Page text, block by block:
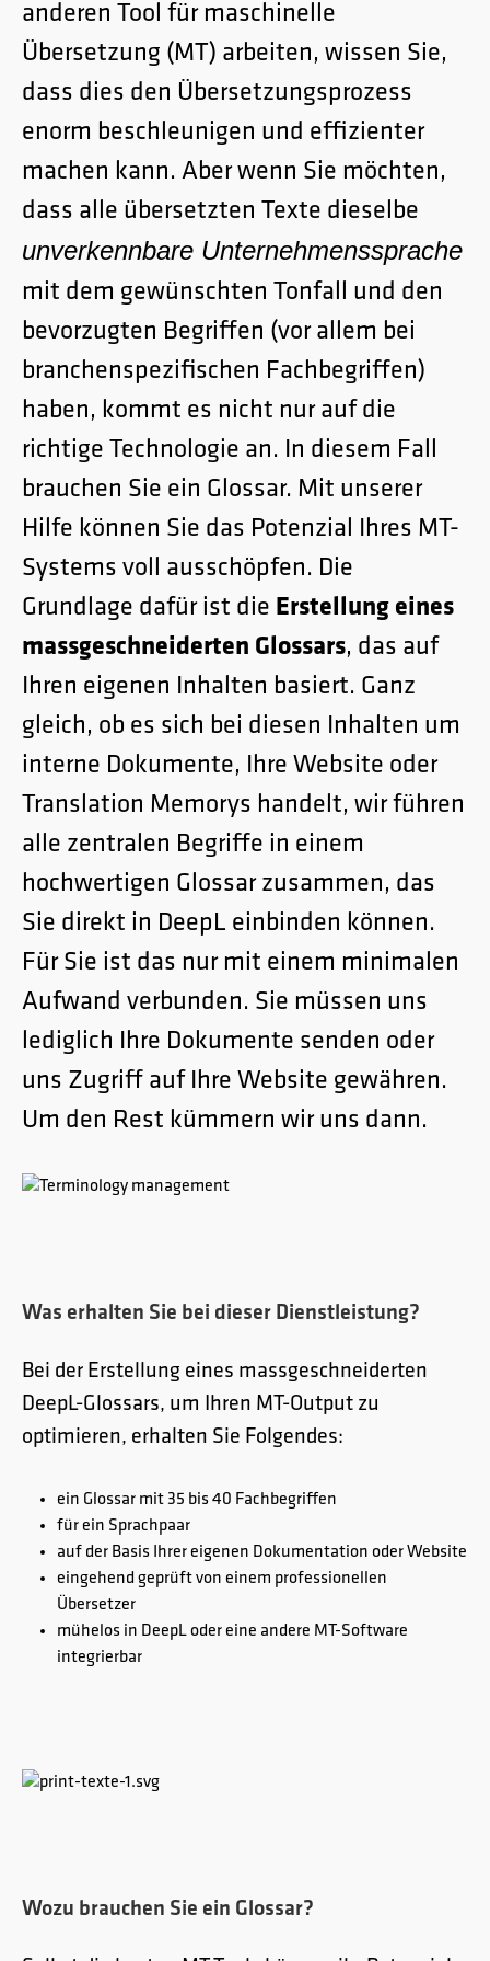
anderen Tool für maschinelle
Übersetzung (MT) arbeiten, wissen Sie,
dass dies den Übersetzungsprozess
enorm beschleunigen und effizienter
machen kann. Aber wenn Sie möchten,
dass alle übersetzten Texte dieselbe
unverkennbare Unternehmenssprache
mit dem gewünschten Tonfall und den
bevorzugten Begriffen (vor allem bei
branchenspezifischen Fachbegriffen)
haben, kommt es nicht nur auf die
richtige Technologie an. In diesem Fall
brauchen Sie ein Glossar. Mit unserer
Hilfe können Sie das Potenzial Ihres MT-
Systems voll ausschöpfen. Die
Grundlage dafür ist die Erstellung eines
massgeschneiderten Glossars, das auf
Ihren eigenen Inhalten basiert. Ganz
gleich, ob es sich bei diesen Inhalten um
interne Dokumente, Ihre Website oder
Translation Memorys handelt, wir führen
alle zentralen Begriffe in einem
hochwertigen Glossar zusammen, das
Sie direkt in DeepL einbinden können.
Für Sie ist das nur mit einem minimalen
Aufwand verbunden. Sie müssen uns
lediglich Ihre Dokumente senden oder
uns Zugriff auf Ihre Website gewähren.
Um den Rest kümmern wir uns dann.
Was erhalten Sie bei dieser Dienstleistung?
Bei der Erstellung eines massgeschneiderten
DeepL-Glossars, um Ihren MT-Output zu
optimieren, erhalten Sie Folgendes:
ein Glossar mit 35 bis 40 Fachbegriffen
für ein Sprachpaar
auf der Basis Ihrer eigenen Dokumentation oder Website
eingehend geprüft von einem professionellen
Übersetzer
mühelos in DeepL oder eine andere MT-Software
integrierbar
Wozu brauchen Sie ein Glossar?